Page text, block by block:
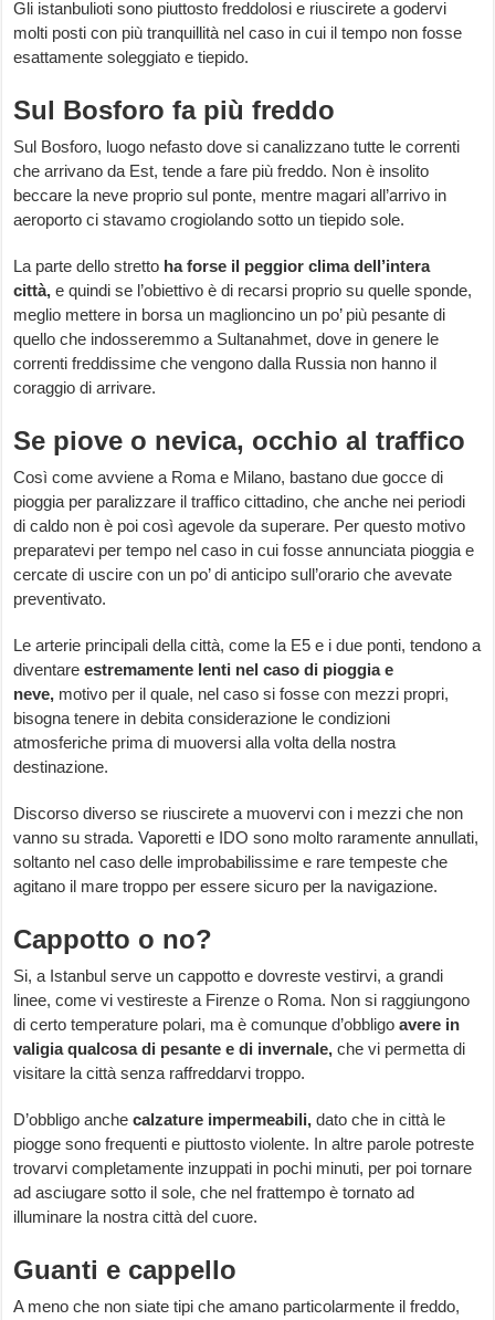
Gli istanbulioti sono piuttosto freddolosi e riuscirete a godervi
molti posti con più tranquillità nel caso in cui il tempo non fosse
esattamente soleggiato e tiepido.
Sul Bosforo fa più freddo
Sul Bosforo, luogo nefasto dove si canalizzano tutte le correnti
che arrivano da Est, tende a fare più freddo. Non è insolito
beccare la neve proprio sul ponte, mentre magari all’arrivo in
aeroporto ci stavamo crogiolando sotto un tiepido sole.
La parte dello stretto ha forse il peggior clima dell’intera
città,e quindi se l’obiettivo è di recarsi proprio su quelle sponde,
meglio mettere in borsa un maglioncino un po’ più pesante di
quello che indosseremmo a Sultanahmet, dove in genere le
correnti freddissime che vengono dalla Russia non hanno il
coraggio di arrivare.
Se piove o nevica, occhio al traffico
Così come avviene a Roma e Milano, bastano due gocce di
pioggia per paralizzare il traffico cittadino, che anche nei periodi
di caldo non è poi così agevole da superare. Per questo motivo
preparatevi per tempo nel caso in cui fosse annunciata pioggia e
cercate di uscire con un po’ di anticipo sull’orario che avevate
preventivato.
Le arterie principali della città, come la E5 e i due ponti, tendono a
diventareestremamente lenti nel caso di pioggia e
neve, motivo per il quale, nel caso si fosse con mezzi propri,
bisogna tenere in debita considerazione le condizioni
atmosferiche prima di muoversi alla volta della nostra
destinazione.
Discorso diverso se riuscirete a muovervi con i mezzi che non
vanno su strada. Vaporetti e IDO sono molto raramente annullati,
soltanto nel caso delle improbabilissime e rare tempeste che
agitano il mare troppo per essere sicuro per la navigazione.
Cappotto o no?
Si, a Istanbul serve un cappotto e dovreste vestirvi, a grandi
linee, come vi vestireste a Firenze o Roma. Non si raggiungono
di certo temperature polari, ma è comunque d’obbligoavere in
valigia qualcosa di pesante e di invernale,che vi permetta di
visitare la città senza raffreddarvi troppo.
D’obbligo anchecalzature impermeabili,dato che in città le
piogge sono frequenti e piuttosto violente. In altre parole potreste
trovarvi completamente inzuppati in pochi minuti, per poi tornare
ad asciugare sotto il sole, che nel frattempo è tornato ad
illuminare la nostra città del cuore.
Guanti e cappello
A meno che non siate tipi che amano particolarmente il freddo,